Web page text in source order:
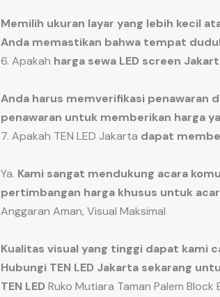
Memilih ukuran layar yang lebih kecil
Anda memastikan bahwa tempat
6. Apakah harga sewa LED screen
Anda harus memverifikasi penawaran
penawaran untuk memberikan harga
7. Apakah TEN LED Jakarta dapat
Ya. Kami sangat mendukung acara
pertimbangan harga khusus untuk
Anggaran Aman, Visual Maksimal
Kualitas visual yang tinggi dapat kami
Hubungi TEN LED Jakarta sekarang
TEN LED Ruko Mutiara Taman Palem